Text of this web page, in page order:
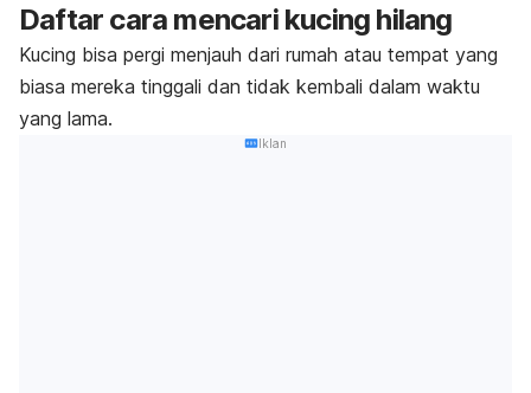
Daftar cara mencari kucing hilang
Kucing bisa pergi menjauh dari rumah atau tempat yang
biasa mereka tinggali dan tidak kembali dalam waktu
yang lama.
Iklan